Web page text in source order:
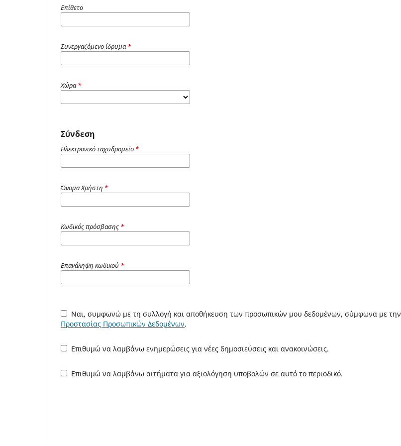
Επίθετο
Συνεργαζόμενο ίδρυμα*
Χώρα*
Σύνδεση
Ηλεκτρονικό ταχυδρομείο *
Όνομα Χρήστη *
Κωδικός πρόσβασης *
Επανάληψη κωδικού *
Ναι, συμφωνώ με τη συλλογή και αποθήκευση των προσωπικών μου δεδομένων, σύμφωνα με την
Προστασίας Προσωπικών Δεδομένων.
Επιθυμώ να λαμβάνω ενημερώσεις για νέες δημοσιεύσεις και ανακοινώσεις.
Επιθυμώ να λαμβάνω αιτήματα για αξιολόγηση υποβολών σε αυτό το περιοδικό.